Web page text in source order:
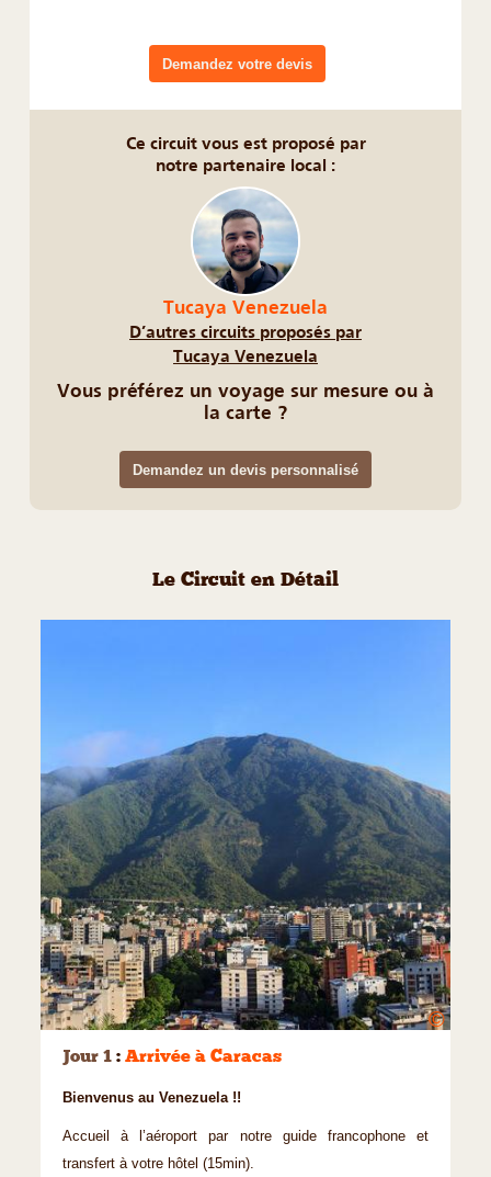
Demandez votre devis
Ce circuit vous est proposé par
notre partenaire local :
Tucaya Venezuela
D’autres circuits proposés par
Tucaya Venezuela
Vous préférez un voyage sur mesure ou à
la carte ?
Demandez un devis personnalisé
Le Circuit en Détail
©
Jour 1 : Arrivée à Caracas
Bienvenus au Venezuela !!
Accueil à l’aéroport par notre guide francophone et
transfert à votre hôtel (15min).